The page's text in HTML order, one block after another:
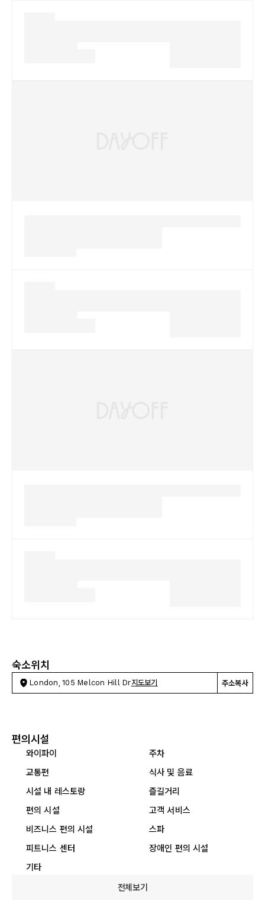
숙소위치
London, 105 Melcon Hill Dr지도보기 주소복사
편의시설
와이파이
주차
교통편
식사 및 음료
시설 내 레스토랑
즐길거리
편의 시설
고객 서비스
비즈니스 편의 시설
스파
피트니스 센터
장애인 편의 시설
기타
전체보기